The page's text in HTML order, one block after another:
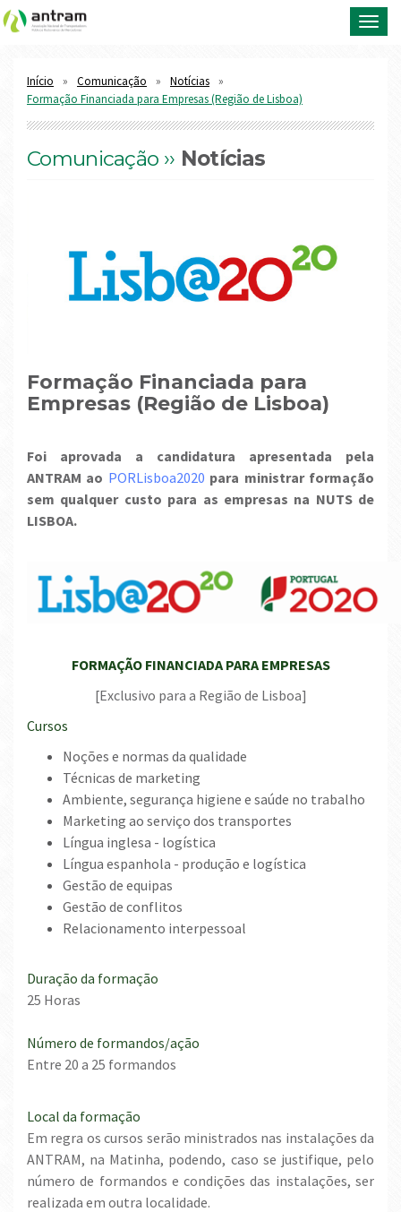
Início Comunicação
Notícias
Formação Financiada para Empresas (Região de Lisboa)
Comunicação ›› Notícias
Formação Financiada para
Empresas (Região de Lisboa)
Foi aprovada a candidatura apresentada pela
ANTRAM ao PORLisboa2020 para ministrar formação
sem qualquer custo para as empresas na NUTS de
LISBOA.
FORMAÇÃO FINANCIADA PARA EMPRESAS
[Exclusivo para a Região de Lisboa]
Cursos
Noções e normas da qualidade
Técnicas de marketing
Ambiente, segurança higiene e saúde no trabalho
Marketing ao serviço dos transportes
Língua inglesa - logística
Língua espanhola - produção e logística
Gestão de equipas
Gestão de conflitos
Relacionamento interpessoal
Duração da formação
25 Horas
Número de formandos/ação
Entre 20 a 25 formandos
Local da formação
Em regra os cursos serão ministrados nas instalações da
ANTRAM, na Matinha, podendo, caso se justifique, pelo
número de formandos e condições das instalações, ser
realizada em outra localidade.